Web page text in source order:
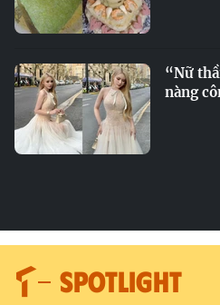
“Nữ
nàng
SPOTLIGHT